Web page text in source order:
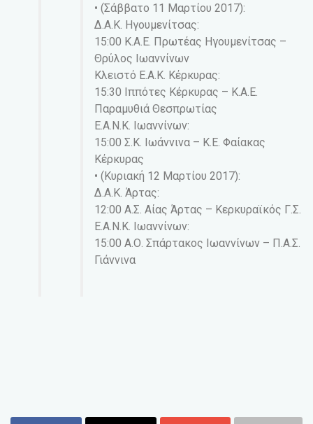
• (Σάββατο 11 Μαρτίου 2017):
Δ.Α.Κ. Ηγουμενίτσας:
15:00 Κ.Α.Ε. Πρωτέας Ηγουμενίτσας –
Θρύλος Ιωαννίνων
Κλειστό Ε.Α.Κ. Κέρκυρας:
15:30 Ιππότες Κέρκυρας – Κ.Α.Ε.
Παραμυθιά Θεσπρωτίας
Ε.Α.Ν.Κ. Ιωαννίνων:
15:00 Σ.Κ. Ιωάννινα – Κ.Ε. Φαίακας
Κέρκυρας
• (Κυριακή 12 Μαρτίου 2017):
Δ.Α.Κ. Άρτας:
12:00 Α.Σ. Αίας Άρτας – Κερκυραϊκός Γ.Σ.
Ε.Α.Ν.Κ. Ιωαννίνων:
15:00 Α.Ο. Σπάρτακος Ιωαννίνων – Π.Α.Σ.
Γιάννινα